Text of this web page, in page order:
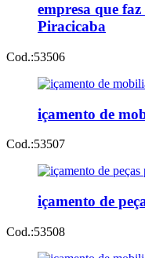
empresa que
Piracicaba
Cod.:53506
içamento de
Cod.:53507
içamento de
Cod.:53508